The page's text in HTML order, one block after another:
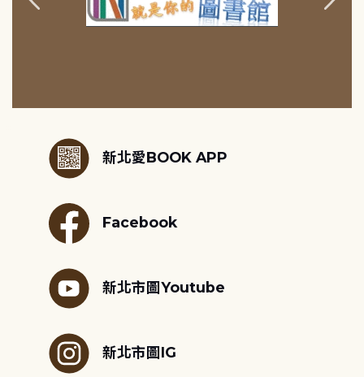
新北愛BOOK APP
Facebook
新北市圖Youtube
新北市圖IG